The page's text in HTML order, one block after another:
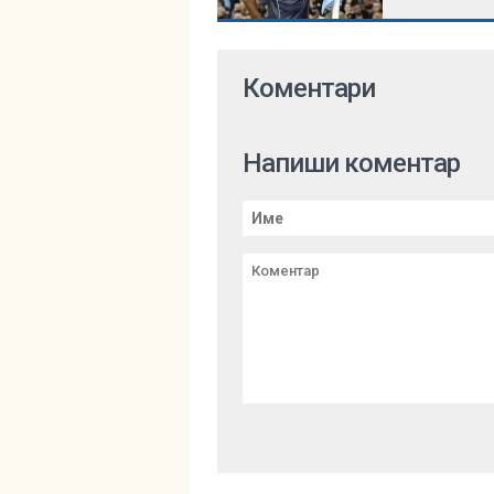
Коментари
Напиши коментар